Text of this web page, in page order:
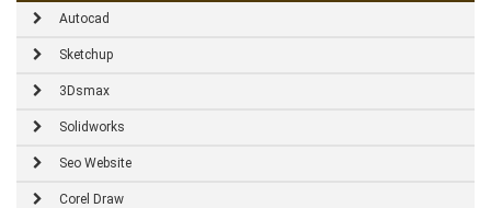
Autocad
Sketchup
3Dsmax
Solidworks
Seo Website
Corel Draw